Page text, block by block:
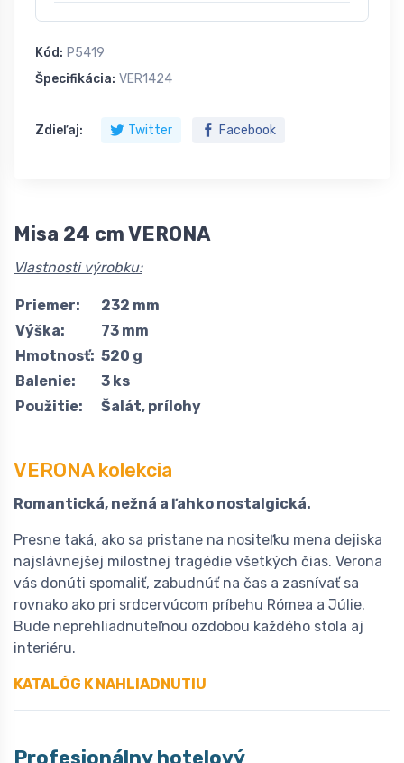
Kód: P5419
Špecifikácia: VER1424
Zdieľaj: Twitter Facebook
Misa 24 cm VERONA
Vlastnosti výrobku:
Priemer:
232 mm
Výška:
73 mm
Hmotnosť: 520 g
Balenie:
3 ks
Použitie:
Šalát, prílohy
VERONA kolekcia
Romantická, nežná a ľahko nostalgická.
Presne taká, ako sa pristane na nositeľku mena dejiska
najslávnejšej milostnej tragédie všetkých čias. Verona
vás donúti spomaliť, zabudnúť na čas a zasnívať sa
rovnako ako pri srdcervúcom príbehu Rómea a Júlie.
Bude neprehliadnuteľnou ozdobou každého stola aj
interiéru.
KATALÓG K NAHLIADNUTIU
Profesionálny hotelový